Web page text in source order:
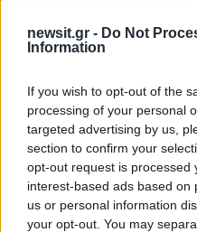
newsit.gr - Do Not
Information
If you wish to opt-out of the
processing of your personal
targeted advertising by us,
section to confirm your
opt-out request is processed
interest-based ads based on
us or personal information
your opt-out. You may
Σχόλια
βρέθηκε νεκρή στην
Κυψέλη